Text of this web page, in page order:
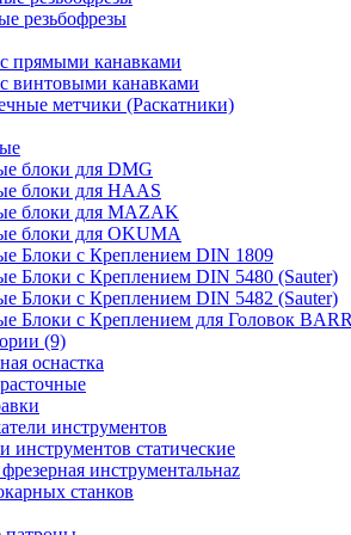
резьбофрезы
прямыми канавками
винтовыми канавками
метчики (Раскатники)
блоки для DMG
блоки для HAAS
блоки для MAZAK
блоки для OKUMA
Блоки с Креплением DIN 1809
Блоки с Креплением DIN 5480 (Sauter)
Блоки с Креплением DIN 5482 (Sauter)
Блоки с Креплением для Головок
(9)
оснастка
инструментов
инструментов статические
инструментальнаz
станков